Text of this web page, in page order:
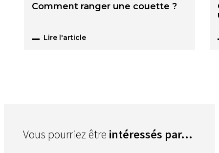
Comment ranger une couette ?
Lire l'article
Vous pourriez être intéressés par...